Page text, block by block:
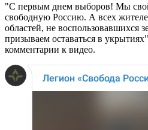
"С первым днем выборов! Мы свой
свободную Россию. А всех
областей, не воспользовавшихся
призываем оставаться в
комментарии к видео.